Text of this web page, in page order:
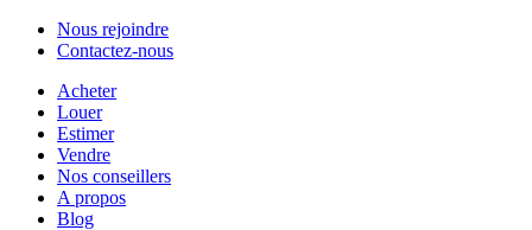
Nous rejoindre
Contactez-nous
Acheter
Louer
Estimer
Vendre
Nos conseillers
A propos
Blog